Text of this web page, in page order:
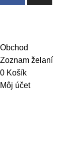
Obchod
Zoznam želaní
0 Košík
Môj účet